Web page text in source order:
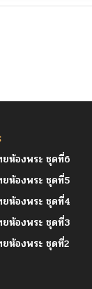
ยห้องพระ ชุดที่6
ยห้องพระ ชุดที่5
ยห้องพระ ชุดที่4
ยห้องพระ ชุดที่3
ยห้องพระ ชุดที่2